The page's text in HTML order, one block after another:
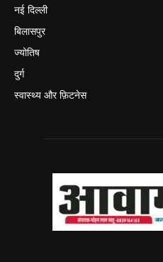
नई दिल्ली
बिलासपुर
ज्योतिष
दुर्ग
स्वास्थ्य और फ़िटनेस